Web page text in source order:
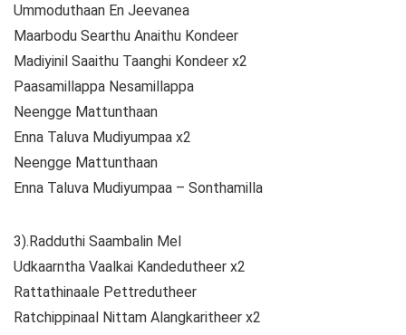
Ummoduthaan En Jeevanea
Maarbodu Searthu Anaithu Kondeer
Madiyinil Saaithu Taanghi Kondeer x2
Paasamillappa Nesamillappa
Neengge Mattunthaan
Enna Taluva Mudiyumpaa x2
Neengge Mattunthaan
Enna Taluva Mudiyumpaa – Sonthamilla
3).Radduthi Saambalin Mel
Udkaarntha Vaalkai Kandedutheer x2
Rattathinaale Pettredutheer
Ratchippinaal Nittam Alangkaritheer x2